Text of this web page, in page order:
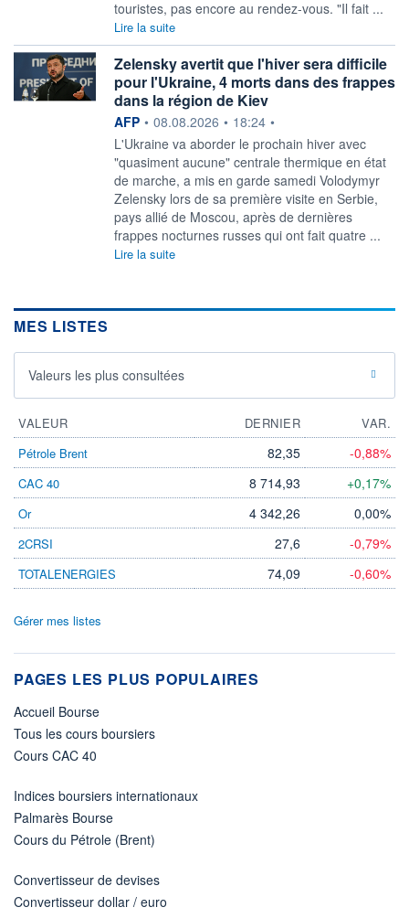
touristes, pas encore au rendez-vous. "Il fait ...
Lire la suite
Zelensky avertit que l'hiver sera difficile
pour l'Ukraine, 4 morts dans des frappes
dans la région de Kiev
information fournie par
AFP • 08.08.2026 • 18:24 •
L'Ukraine va aborder le prochain hiver avec
"quasiment aucune" centrale thermique en état
de marche, a mis en garde samedi Volodymyr
Zelensky lors de sa première visite en Serbie,
pays allié de Moscou, après de dernières
frappes nocturnes russes qui ont fait quatre ...
Lire la suite
MES LISTES
Valeurs les plus consultées
VALEUR DERNIER
VAR.
Pétrole Brent
82,35 -0,88%
CAC 40 8 714,93 +0,17%
Or 4 342,26 0,00%
2CRSI 27,6 -0,79%
TOTALENERGIES 74,09 -0,60%
Gérer mes listes
PAGES LES PLUS POPULAIRES
Accueil Bourse
Tous les cours boursiers
Cours CAC 40
Indices boursiers internationaux
Palmarès Bourse
Cours du Pétrole (Brent)
Convertisseur de devises
Convertisseur dollar / euro